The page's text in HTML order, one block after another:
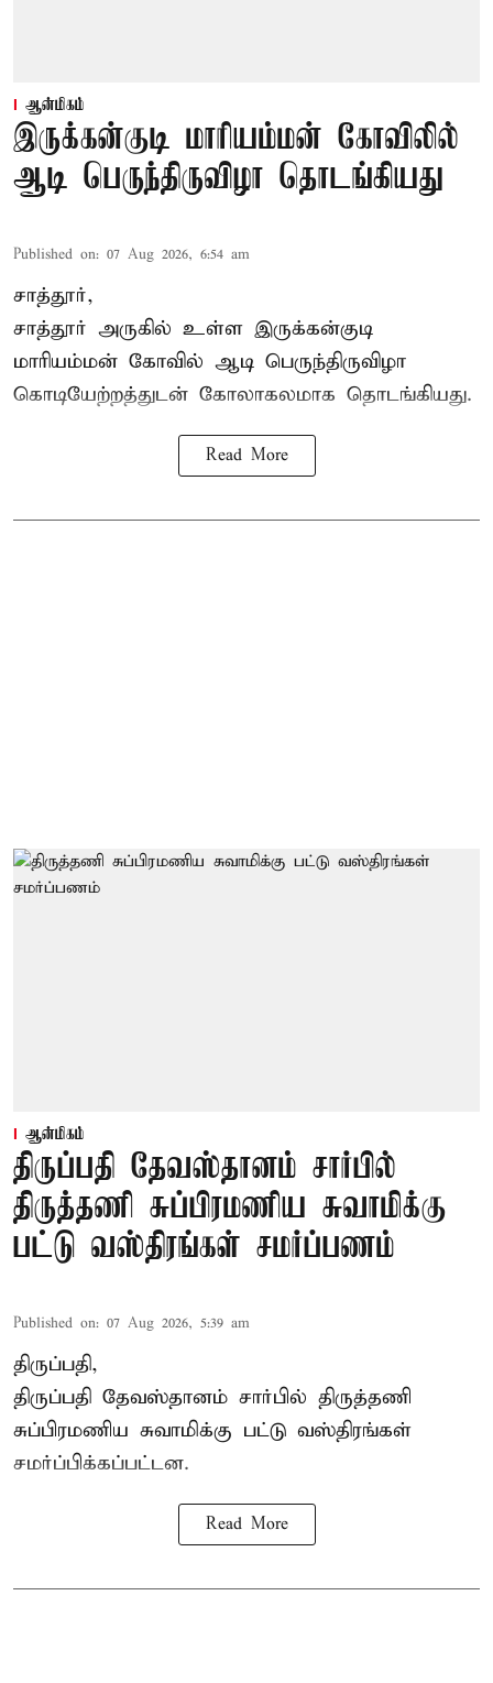
ஆன்மிகம்
இருக்கன்குடி மாரியம்மன் கோவிலில்
ஆடி பெருந்திருவிழா தொடங்கியது
Published on: 07 Aug 2026, 6:54 am
சாத்தூர்,
சாத்தூர் அருகில் உள்ள இருக்கன்குடி
மாரியம்மன் கோவில் ஆடி பெருந்திருவிழா
கொடியேற்றத்துடன் கோலாகலமாக தொடங்கியது.
Read More
ஆன்மிகம்
திருப்பதி தேவஸ்தானம் சார்பில்
திருத்தணி சுப்பிரமணிய சுவாமிக்கு
பட்டு வஸ்திரங்கள் சமர்ப்பணம்
Published on: 07 Aug 2026, 5:39 am
திருப்பதி,
திருப்பதி தேவஸ்தானம் சார்பில் திருத்தணி
சுப்பிரமணிய சுவாமிக்கு பட்டு வஸ்திரங்கள்
சமர்ப்பிக்கப்பட்டன.
Read More